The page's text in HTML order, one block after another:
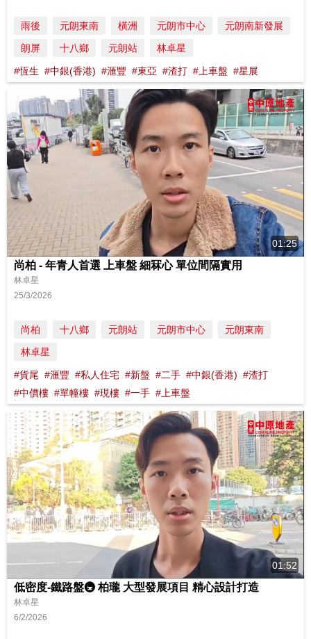
雨後 元朗東南 橫洲 元朗市中心
元朗南新發展
朗屏
十八鄉 元朗站 林卓星
#恆生 #中銀(香港) #滙豐 #東亞 #渣打 #上車盤 #星展
01:25
尚柏 - 年青人首選 上車盤 細冧心 單位間隔實用
林卓星
25/3/2026
尚柏 十八鄉 元朗站 元朗市中心
元朗東南
林卓星
#貨尾 #滙豐 #私人住宅 #新盤 #二手 #中銀(香港) #渣打
#中價樓 #單幢樓 #現樓 #一手 #上車盤
01:52
低密度-鐵路盤🚇 柏瓏 大型發展項目 精心設計打造
林卓星
6/2/2026